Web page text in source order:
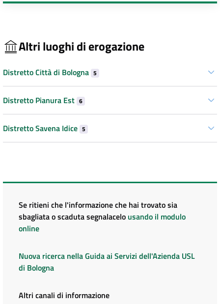
Altri luoghi di erogazione
Distretto Città di Bologna 5
Distretto Pianura Est 6
Distretto Savena Idice 5
Se ritieni che l'informazione che hai trovato sia
sbagliata o scaduta segnalacelo usando il modulo
online
Nuova ricerca nella Guida ai Servizi dell'Azienda USL
di Bologna
Altri canali di informazione